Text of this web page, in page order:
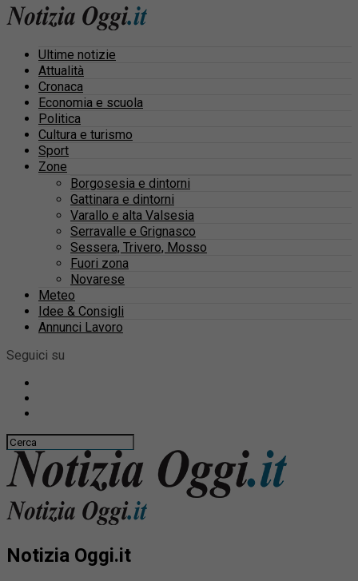
Ultime notizie
Attualità
Cronaca
Economia e scuola
Politica
Cultura e turismo
Sport
Zone
Borgosesia e dintorni
Gattinara e dintorni
Varallo e alta Valsesia
Serravalle e Grignasco
Sessera, Trivero, Mosso
Fuori zona
Novarese
Meteo
Idee & Consigli
Annunci Lavoro
Seguici su
Notizia Oggi.it